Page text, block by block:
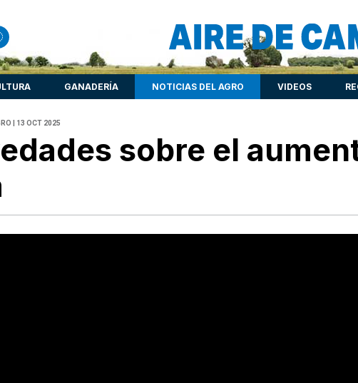
GANADERÍA NOTICIAS DEL AGRO VIDEOS
| 13 OCT 2025
sobre el